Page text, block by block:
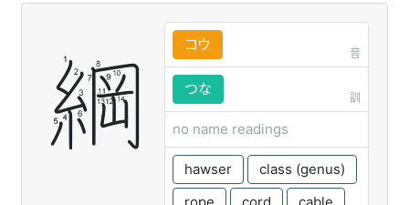
綱 コウ
音
つな
訓
no name readings
hawser
class (genus)
rope
cord cable